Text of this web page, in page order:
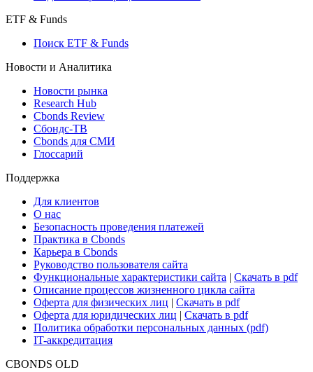
Макроэкономика
Виджет: Карта процентных ставок
ETF & Funds
Поиск ETF & Funds
Новости и Аналитика
Новости рынка
Research Hub
Сбондс-ТВ
Глоссарий
Поддержка
Для клиентов
О нас
Безопасность проведения платежей
Практика в Cbonds
Карьера в Cbonds
Руководство пользователя сайта
Функциональные характеристики сайта|Скачать в pdf
Описание процессов жизненного цикла сайта
Оферта для юридических лиц